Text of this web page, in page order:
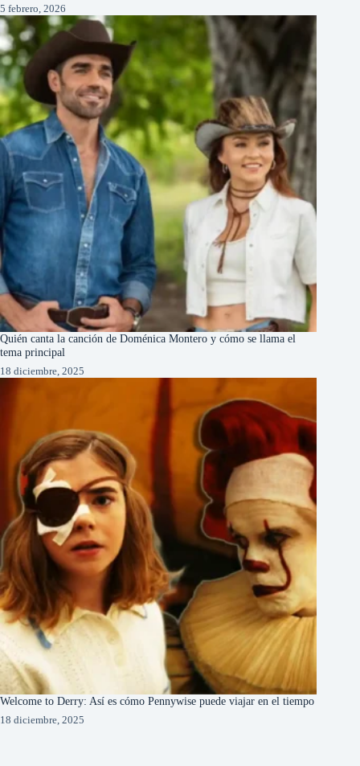
5 febrero, 2026
Quién canta la canción de Doménica Montero y cómo se llama el
tema principal
18 diciembre, 2025
Welcome to Derry: Así es cómo Pennywise puede viajar en el tiempo
18 diciembre, 2025